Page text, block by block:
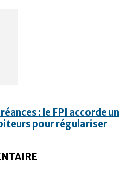
: le FPI accorde un
pour régulariser